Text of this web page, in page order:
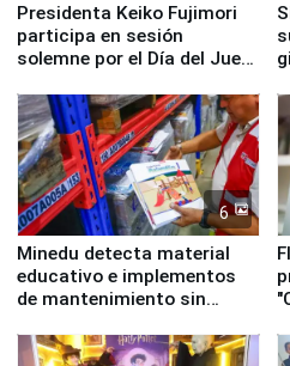
Presidenta Keiko Fujimori
participa en sesión
solemne por el Día del Juez
6
Minedu detecta material
educativo e implementos
de mantenimiento sin
la UGEL 2